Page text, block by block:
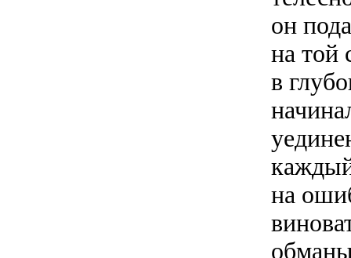
он
на той
в
на